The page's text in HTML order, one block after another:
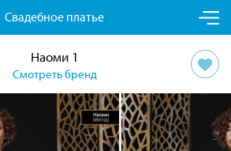
Свадебное платье
Наоми 1
Смотреть бренд